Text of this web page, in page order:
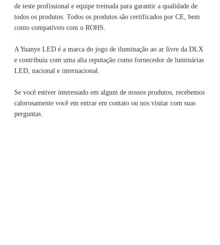
de teste profissional e equipe treinada para garantir a qualidade de
todos os produtos. Todos os produtos são certificados por CE, bem
A Yuanye LED é a marca do jogo de iluminação ao ar livre da DLX
e contribuiu com uma alta reputação como fornecedor de luminárias
Se você estiver interessado em algum de nossos produtos, recebemos
calorosamente você em entrar em contato ou nos visitar com suas